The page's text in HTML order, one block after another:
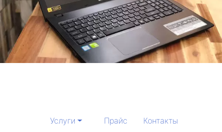
Услуги Прайс Контакты